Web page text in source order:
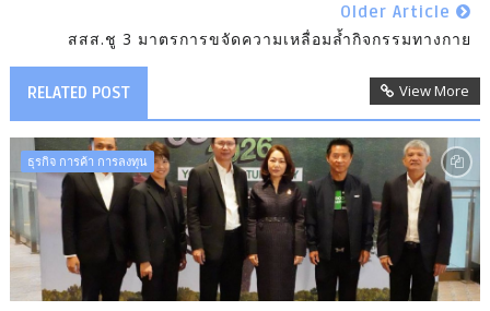
Older Article
สสส.ชู 3 มาตรการขจัดความเหลื่อมล้ำกิจกรรมทางกาย
RELATED POST View More
ธุรกิจ การค้า การลงทุน